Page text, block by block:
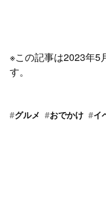
※この記事は2023年5
す。
#グルメ #おでかけ #イ